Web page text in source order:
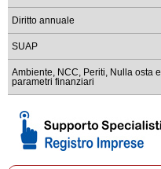
Diritto annuale
SUAP
Ambiente, NCC, Periti, Nulla osta e
parametri finanziari